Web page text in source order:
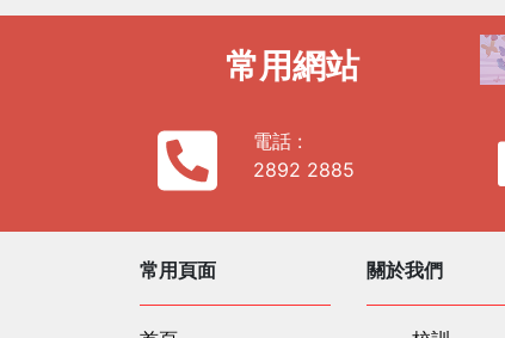
常用網站
電話 :
2892 2885
常用頁面 關於我們